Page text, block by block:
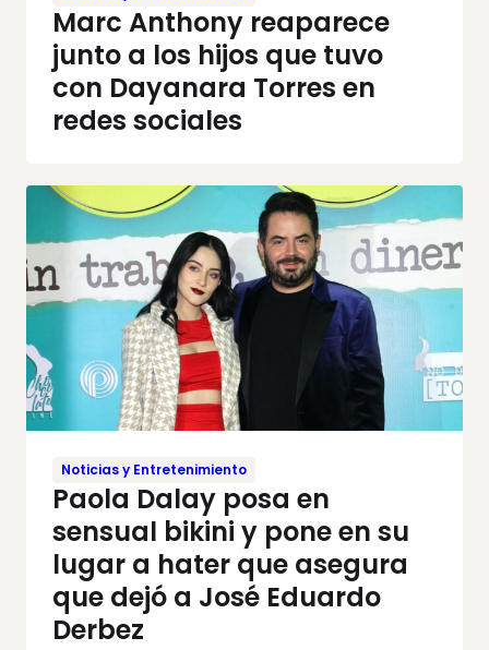
Marc Anthony reaparece
junto a los hijos que tuvo
con Dayanara Torres en
redes sociales
Noticias y Entretenimiento
Paola Dalay posa en
sensual bikini y pone en su
lugar a hater que asegura
que dejó a José Eduardo
Derbez